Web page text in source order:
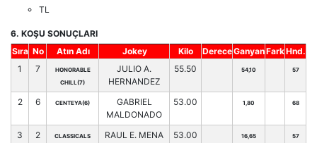
TL
6. KOŞU SONUÇLARI
Sıra No Atın Adı Jokey Kilo DereceGanyanFarkHnd.
1
7
HONORABLE
CHILL(7)
JULIO A.
HERNANDEZ
55.50 54,10 57
2 6 CENTEYA(6)
GABRIEL
MALDONADO
53.00 1,80 68
3 2
CLASSICALS
RAUL E. MENA 53.00 16,65 57